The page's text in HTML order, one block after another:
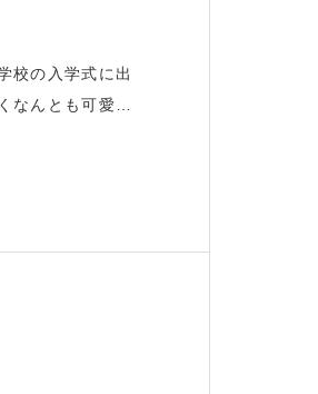
校の入学式に出
なんとも可愛ら